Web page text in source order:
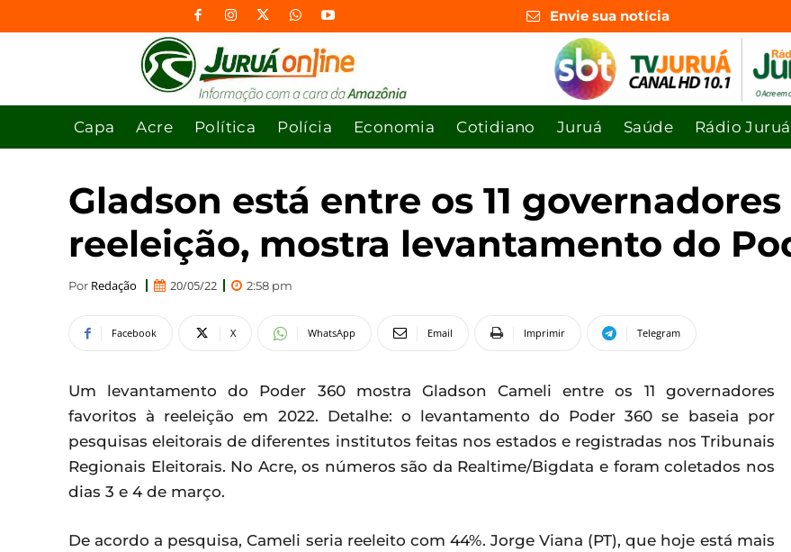
Envie sua notícia
Capa Acre Política Polícia Economia Cotidiano Juruá Saúde Rádio Juruá
Gladson está entre os 11
reeleição, mostra levantamento do
Por Redação 20/05/22 2:58 pm
Facebook X WhatsApp Email Imprimir Telegram
Um levantamento do Poder 360 mostra Gladson Cameli entre os 11 governadores
favoritos à reeleição em 2022. Detalhe: o levantamento do Poder 360 se baseia por
pesquisas eleitorais de diferentes institutos feitas nos estados e registradas nos Tribunais
Regionais Eleitorais. No Acre, os números são da Realtime/Bigdata e foram coletados nos
dias 3 e 4 de março.
De acordo a pesquisa, Cameli seria reeleito com 44%. Jorge Viana (PT), que hoje está mais